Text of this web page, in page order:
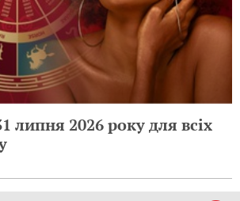
липня 2026 року для всіх